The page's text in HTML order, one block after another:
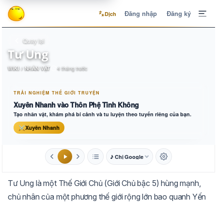
Dịch Đăng nhập Đăng ký
Quay lại
Tư Ung
WIKI / NHÂN VẬT 4 tháng trước
TRẢI NGHIỆM THẾ GIỚI TRUYỆN
Xuyên Nhanh vào Thôn Phệ Tinh Không
Tạo nhân vật, khám phá bí cảnh và tu luyện theo tuyến riêng của bạn.
⚔Xuyên Nhanh
♪ Chị Google
Mặc định
Tư Ung là một Thế Giới Chủ (Giới Chủ bậc 5) hùng mạnh,
chủ nhân của một phương thế giới rộng lớn bao quanh Yến